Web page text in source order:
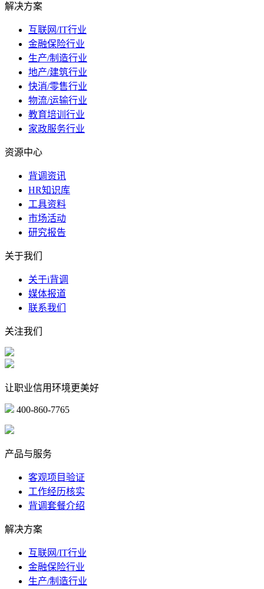
解决方案
互联网/IT行业
金融保险行业
生产/制造行业
地产/建筑行业
快消/零售行业
物流/运输行业
教育培训行业
家政服务行业
资源中心
背调资讯
HR知识库
工具资料
市场活动
研究报告
关于我们
关于i背调
媒体报道
联系我们
关注我们
让职业信用环境更美好
400-860-7765
产品与服务
客观项目验证
工作经历核实
背调套餐介绍
解决方案
互联网/IT行业
金融保险行业
生产/制造行业